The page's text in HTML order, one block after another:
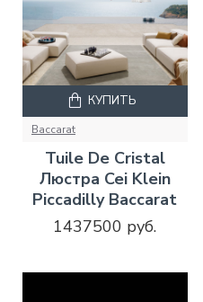
Baccarat
Tuile De Cristal
Люстра Cei Klein
Piccadilly Baccarat
1437500 руб.
КУПИТЬ